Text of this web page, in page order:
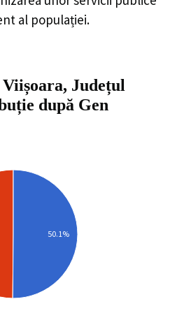
al populației.
Județul
după Gen
50.1%